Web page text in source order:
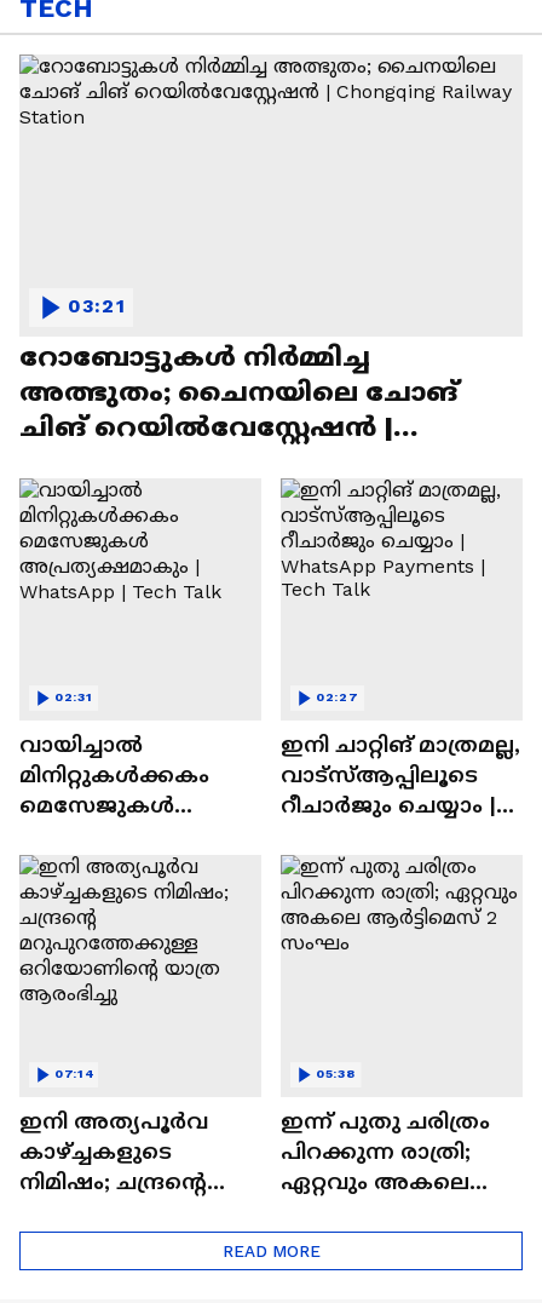
TECH
റോബോട്ടുകൾ നിർമ്മിച്ച
അത്ഭുതം; ചൈനയിലെ ചോങ്
ചിങ് റെയിൽവേസ്റ്റേഷൻ |
03:21
വായിച്ചാൽ
മിനിറ്റുകൾക്കകം
മെസേജുകള്‍
WhatsApp | Tech Talk
02:31
ഇനി ചാറ്റിങ് മാത്രമല്ല,
വാട്‌സ്‌ആപ്പിലൂടെ
റീചാർജും ചെയ്യാം |
Tech Talk
02:27
ഇനി അത്യപൂര്‍വ
കാഴ്ച്ചകളുടെ
നിമിഷം; ചന്ദ്രന്റെ
ഒറിയോണിന്റെ യാത്ര
ആരംഭിച്ചു
07:14
ഇന്ന് പുതു ചരിത്രം
പിറക്കുന്ന രാത്രി;
ഏറ്റവും അകലെ
05:38
READ MORE